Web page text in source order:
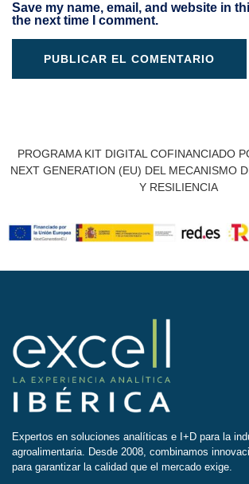
Save my name, email, and website in
the next time I comment.
PROGRAMA KIT DIGITAL COFINANCIADO
NEXT GENERATION (EU) DEL MECANISMO
Y RESILIENCIA
Expertos en soluciones analíticas e I+D para la
agroalimentaria. Desde 2008, combinamos
para garantizar la calidad que el mercado exige.